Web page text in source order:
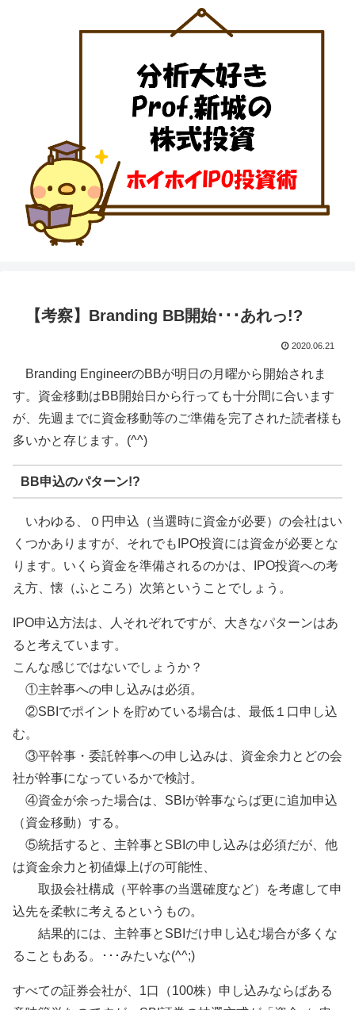
【考察】Branding BB開始･･･あれっ!?
2020.06.21
Branding EngineerのBBが明日の月曜から開始されま
す。資金移動はBB開始日から行っても十分間に合います
が、先週までに資金移動等のご準備を完了された読者様も
多いかと存じます。(^^)
BB申込のパターン!?
いわゆる、０円申込（当選時に資金が必要）の会社はい
くつかありますが、それでもIPO投資には資金が必要とな
ります。いくら資金を準備されるのかは、IPO投資への考
え方、懐（ふところ）次第ということでしょう。
IPO申込方法は、人それぞれですが、大きなパターンはあ
ると考えています。
こんな感じではないでしょうか？
①主幹事への申し込みは必須。
②SBIでポイントを貯めている場合は、最低１口申し込
む。
③平幹事・委託幹事への申し込みは、資金余力とどの会
社が幹事になっているかで検討。
④資金が余った場合は、SBIが幹事ならば更に追加申込
（資金移動）する。
⑤統括すると、主幹事とSBIの申し込みは必須だが、他
は資金余力と初値爆上げの可能性、
取扱会社構成（平幹事の当選確度など）を考慮して申
込先を柔軟に考えるというもの。
結果的には、主幹事とSBIだけ申し込む場合が多くな
ることもある。･･･みたいな(^^;)
すべての証券会社が、1口（100株）申し込みならばある